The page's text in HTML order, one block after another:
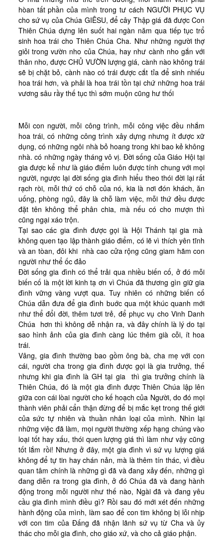
hòan tất phần của mình trong tư cách NGƯỜI PHỤC VỤ
cho sứ vụ của Chúa GIÊSU, để cây Thập giá đã được Con
Thiên Chúa dựng lên suốt hai ngàn năm qua tiếp tục trổ
sinh hoa trái cho Thiên Chúa Cha. Như những người thợ
giỏi trong vườn nho của Chúa, hay như cành nho gắn với
thân nho, được CHỦ VƯỜN lượng giá, cành nào không trái
sẽ bị chặt bỏ, cành nào có trái được cắt tỉa để sinh nhiếu
hoa trái hơn, và phải là hoa trái tồn tại chứ những hoa trái
vương sâu rầy thế tục thì sớm muộn cũng hư thối
Mỗi con người, mỗi công trình, mỗi công việc đều nhắm
hoa trái, có những công trình xây dựng nhưng ít được xữ
dụng, có những ngôi nhà bỏ hoang trong khi bao kẻ không
nhà. có những ngày tháng vô vị. Đời sống của Giáo Hội tại
gia được kể như là giáo điểm luôn được tính chung với mọi
người, ngược lại đời sống gia đình hiểu theo thói đời lại rất
rạch ròi, mỗi thứ có chỗ của nó, kia là nơi đón khách, ăn
uống, phòng ngủ, đây là chỗ làm việc, mỗi thứ đều được
đặt tên không thể phân chia, mà nếu có cho mượn thì
cũng ngại xáo trộn.
Tại sao các gia đình được gọi là Hội Thánh tại gia mà
không quen tạo lập thành giáo điểm, có lẽ vì thích yên tĩnh
và an tòan, đôi khi nhà cao cửa rộng cũng giam hãm con
người như thể ốc đảo
Đời sống gia đình có thể trải qua nhiều biến cố, ở đó mỗi
biến cố là một lời kinh tạ ơn vì Chúa đã thương gìn giữ gia
đình vững vàng vượt qua. Tuy nhiên có những biến cố
Chúa dẫn đưa để gia đình buớc qua một khúc quanh mới
như thể đổi đời, thêm tươi trẻ, để phục vụ cho Vinh Danh
Chúa hơn thì không dễ nhận ra, và đây chính là lý do tại
sao hình ảnh của gia đình càng lúc thêm già cỗi, ít hoa
trái.
Vâng, gia đình thường bao gồm ông bà, cha mẹ với con
cái, người cha trong gia đình được gọi là gia trưởng, thế
nhưng khi gia đình là GH tại gia thì gia trưởng chính là
Thiên Chúa, đó là một gia đình được Thiên Chúa lập lên
giữa con cái lòai người cho kế hoạch của Người, do đó mọi
thành viên phải cẩn thận đừng để bị mắc kẹt trong thế giới
của sức tự nhiên và thuần nhân loại của mình. Nhìn lại
những việc đã làm, mọi người thường xếp hạng chúng vào
loại tốt hay xấu, thói quen lượng giá thì làm như vậy cũng
tốt lắm rồi! Nhưng ở đây, một gia đình vì sứ vụ lượng giá
không để tự tin hay chán nản, mà là thêm tín thác, vì điều
quan tâm chính là những gì đã và đang xảy đến, những gì
đang diễn ra trong gia đình, ở đó Chúa đã và đang hành
động trong mỗi người như thế nào, Ngài đã và đang yêu
cầu gia đình mình điều gì? Rồi sau đó mới xét đến những
hành động của mình, làm sao để con tim không bị lỗi nhịp
với con tim của Đấng đã nhận lãnh sứ vụ từ Cha và ủy
thác cho mỗi gia đình, cho giáo xứ, và cho cả giáo phận.